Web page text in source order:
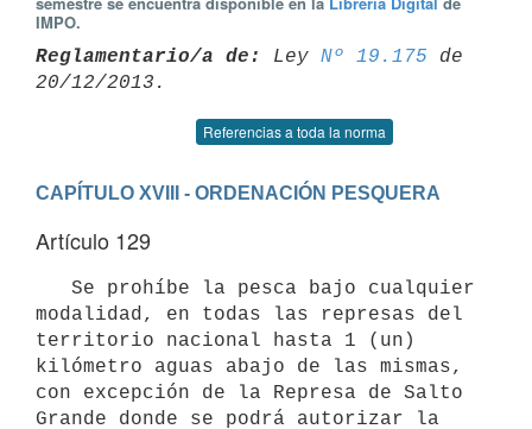
IMPO.
Reglamentario/a de: Ley Nº 19.175 de
Referencias a toda la norma
CAPÍTULO XVIII - ORDENACIÓN PESQUERA
Artículo 129
modalidad, en todas las represas del
territorio nacional hasta 1 (un)
kilómetro aguas abajo de las mismas,
con excepción de la Represa de Salto
Grande donde se podrá autorizar la